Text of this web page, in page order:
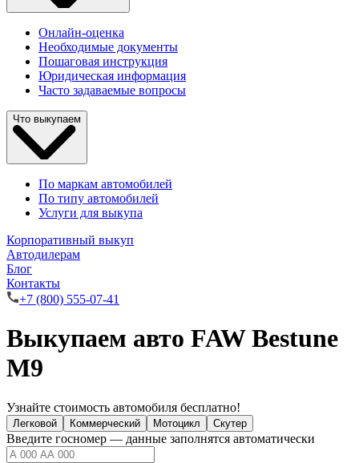
Онлайн-оценка
Необходимые документы
Пошаговая инструкция
Юридическая информация
Часто задаваемые вопросы
Что выкупаем
По маркам автомобилей
По типу автомобилей
Услуги для выкупа
Корпоративный выкуп
Автодилерам
Блог
Контакты
+7 (800) 555-07-41
Выкупаем авто FAW Bestune
M9
Узнайте стоимость автомобиля бесплатно!
Легковой Коммерческий Мотоцикл Скутер
Введите госномер — данные заполнятся автоматически